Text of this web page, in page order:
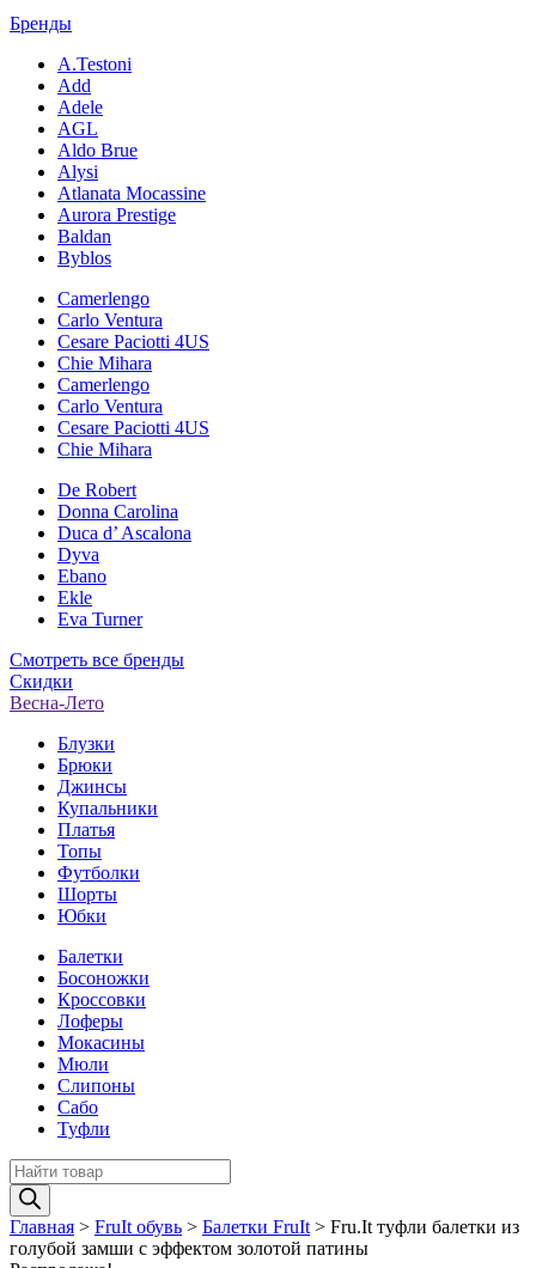
Бренды
A.Testoni
Add
Adele
AGL
Aldo Brue
Alysi
Atlanata Mocassine
Aurora Prestige
Baldan
Byblos
Camerlengo
Carlo Ventura
Cesare Paciotti 4US
Chie Mihara
Camerlengo
Carlo Ventura
Cesare Paciotti 4US
Chie Mihara
De Robert
Donna Carolina
Duca d’ Ascalona
Dyva
Ebano
Ekle
Eva Turner
Смотреть все бренды
Скидки
Весна-Лето
Блузки
Брюки
Джинсы
Купальники
Платья
Топы
Футболки
Шорты
Юбки
Балетки
Босоножки
Кроссовки
Лоферы
Мокасины
Мюли
Слипоны
Сабо
Туфли
Поиск
товаров
Главная > FruIt обувь > Балетки FruIt > Fru.It туфли балетки из
голубой замши с эффектом золотой патины